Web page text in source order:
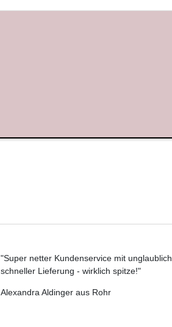
"Super netter Kundenservice mit unglaublich
schneller Lieferung - wirklich spitze!"
Alexandra Aldinger aus Rohr